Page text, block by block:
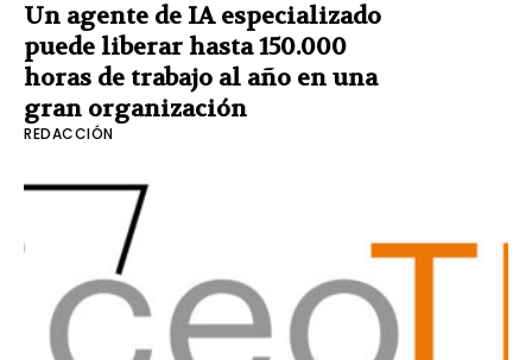
Un agente de IA especializado
puede liberar hasta 150.000
horas de trabajo al año en una
gran organización
REDACCIÓN